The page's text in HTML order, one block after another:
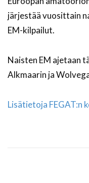
järjestää vuosittain
EM-kilpailut.
Naisten EM ajetaan
Alkmaarin ja
Lisätietoja FEGAT:n